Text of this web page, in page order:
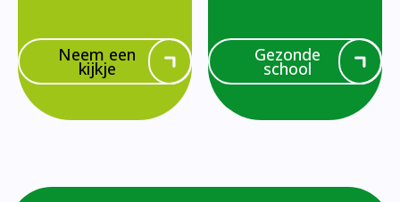
Neem een
kijkje
Gezonde
school